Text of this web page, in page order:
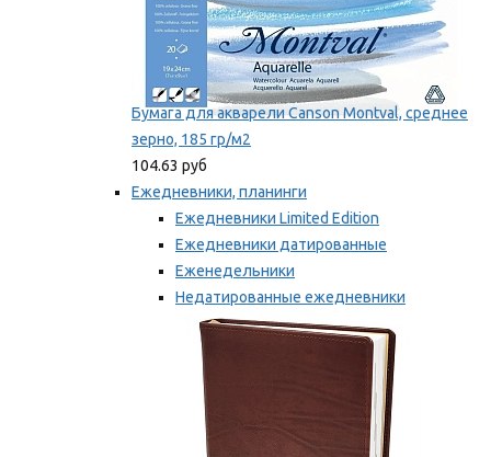
Бумага для акварели Canson Montval, среднее
зерно, 185 гр/м2
104.63 руб
Ежедневники, планинги
Ежедневники Limited Edition
Ежедневники датированные
Еженедельники
Недатированные ежедневники
Планинги
Мы рекомендуем